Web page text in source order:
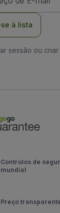
à lista
sessão ou
Controlos de
mundial
Preço